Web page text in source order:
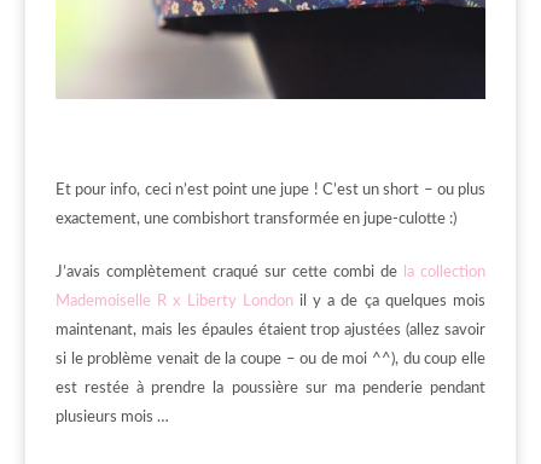
Et pour info, ceci n’est point une jupe ! C’est un short – ou plus
exactement, une combishort transformée en jupe-culotte :)
J’avais complètement craqué sur cette combi de
la collection
Mademoiselle R x Liberty Londonil y a de ça quelques mois
maintenant, mais les épaules étaient trop ajustées (allez savoir
si le problème venait de la coupe – ou de moi ^^), du coup elle
est restée à prendre la poussière sur ma penderie pendant
plusieurs mois …